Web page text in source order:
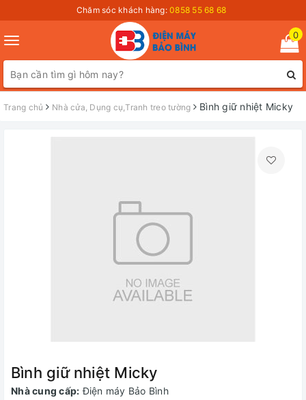
Chăm sóc khách hàng: 0858 55 68 68
Toggle
navigation
0
Trang chủ Nhà cửa, Dụng cụ,Tranh treo tường Bình giữ nhiệt Micky
Bình giữ nhiệt Micky
Nhà cung cấp: Điện máy Bảo Bình